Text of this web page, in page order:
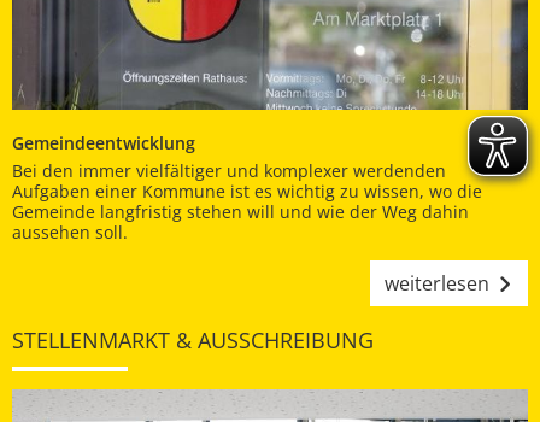
Gemeindeentwicklung
Bei den immer vielfältiger und komplexer werdenden
Aufgaben einer Kommune ist es wichtig zu wissen, wo die
Gemeinde langfristig stehen will und wie der Weg dahin
aussehen soll.
weiterlesen
STELLENMARKT & AUSSCHREIBUNG